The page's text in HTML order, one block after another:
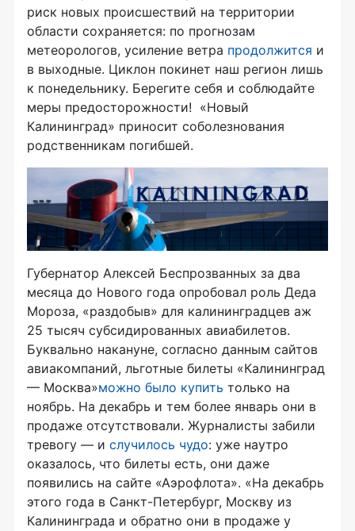
риск новых происшествий на территории
области сохраняется: по прогнозам
метеорологов, усиление ветра продолжится и
в выходные. Циклон покинет наш регион лишь
к понедельнику. Берегите себя и соблюдайте
меры предосторожности! «Новый
Калининград» приносит соболезнования
родственникам погибшей.
Губернатор Алексей Беспрозванных за два
месяца до Нового года опробовал роль Деда
Мороза, «раздобыв» для калининградцев аж
25 тысяч субсидированных авиабилетов.
Буквально накануне, согласно данным сайтов
авиакомпаний, льготные билеты «Калининград
— Москва»можно было купить только на
ноябрь. На декабрь и тем более январь они в
продаже отсутствовали. Журналисты забили
тревогу — и случилось чудо: уже наутро
оказалось, что билеты есть, они даже
появились на сайте «Аэрофлота». «На декабрь
этого года в Санкт-Петербург, Москву из
Калининграда и обратно они в продаже у